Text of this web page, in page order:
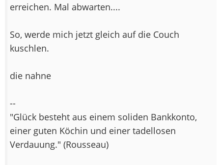
erreichen. Mal abwarten....
So, werde mich jetzt gleich auf die Couch
kuschlen.
die nahne
--
"Glück besteht aus einem soliden Bankkonto,
einer guten Köchin und einer tadellosen
Verdauung." (Rousseau)